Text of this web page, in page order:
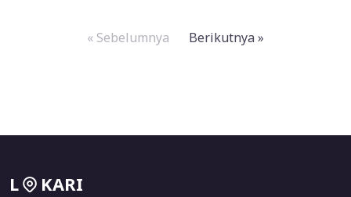
« Sebelumnya Berikutnya »
L KARI